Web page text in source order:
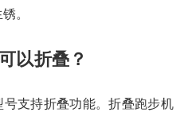
。
以折叠？
支持折叠功能。折叠跑步机